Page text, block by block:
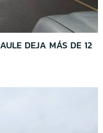
DEJA MÁS DE 12